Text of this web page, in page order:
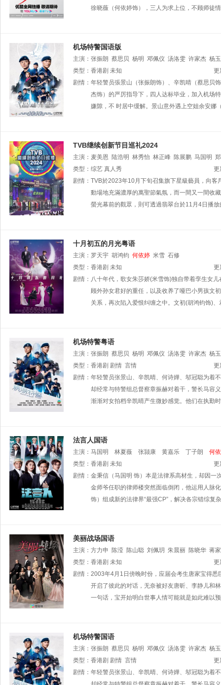
徐晓薇（何依婷饰），三人为求上位，不顾师徒
机场特警国语版
主演： 张振朗 蔡思贝 杨明 邓佩仪 汤洛雯 许家杰 杨
黎振烨
朱敏瀚 杨证桦 崔锦棠
陈嘉辉
刘温馨 王绮琴 程可为 林敬刚 陈荣峻 陈建文
李兴华 唐嘉麟 郭千瑜 周丽欣 莫伟文 吴
类型： 香港剧 未知
更
剧情： 年轻警员張景山（张振朗饰）、辛凯晴（蔡思贝
杰饰）的严厉指导下，四人达标毕业，加入机场
嫌隙，不 时居中缓解。景山意外遇上空姐余安
TVB继续创新节目巡礼2024
主演： 麦美恩 陆浩明 林秀怡 林正峰 陈展鹏 马国明
杨明 陈贝儿 丁子朗
徐
阮政峰
吕慧仪 苏恩磁 古佩玲 张景淳 林景程 孔德贤
何依婷 吴沚默 莫韵锶 黄美棋 黄婧灵 林钰
类型： 综艺 真人秀
更
剧情： TVB於2023年10月下旬召集旗下星級藝員，向
動場地充滿濃厚的萬聖節氣氛，而一間又一間收
螢光幕前的觀眾，則可透過翡翠台於11月4日播
十月初五的月光粤语
主演： 罗天宇 胡鸿钧 何依婷 米雪 石修
类型： 香港剧 未知
更
剧情： 八十年代，歌女朱莎娇(米雪饰)独自带着孪生女
顾外孙女君好的重任，以及收养了哑巴小男孩文
关系，再次陷入爱恨纠缠之中。文初(胡鸿钧饰)
机场特警粤语
主演： 张振朗 蔡思贝 杨明 邓佩仪 汤洛雯 许家杰 杨
黎振烨
朱敏瀚 杨证桦 冼灏英 崔锦棠
陈嘉辉
刘温馨 王绮琴 程可为 林敬刚 陈荣峻 陈建文
李兴华 唐嘉麟 郭千瑜 周丽欣 莫伟文 吴
类型： 香港剧 剧情 言情
更
剧情： 年轻警员张景山、辛凯晴、何诗嬅、邬冠聪为着
却经常与特警组总督察章振赫对着干，警长马容
渐渐对女拍档辛凯晴产生微妙感觉。他们在执勤
法言人国语
主演： 马国明 林夏薇 张颕康 黄嘉乐 丁子朗
何
雪心
陈展鹏 刘佩玥 罗兰
类型： 香港剧 未知
更
剧情： 金秉信（马国明 饰）本是法律系高材生，却因一
金师爷任职的律师楼突然面临倒闭，他运用人脉
饰）组成新的法律界“最强CP”，解决各宗错综
美丽战场国语
主演： 方力申 陈滢 陈山聪 刘佩玥 朱晨丽 陈晓华 蒋
杜燕歌
张韦怡 刘展霆 王灏儿
钟天濠
阮政峰 秦启维 黄婧灵 钟晴 关嘉敏 蔡嘉欣 陈
古天祥 曾展望 麦秋成 袁镇业 邓梓峰
类型： 香港剧 未知
更
剧情： 2003年4月1日傍晚时份，应届会考生唐家宝得
开启了彼此的对话，无奈被好友唐昕、李静儿和
一句话，宝开始明白世事人情可能就是如此难
机场特警国语
主演： 张振朗 蔡思贝 杨明 邓佩仪 汤洛雯 许家杰 杨
黎振烨
朱敏瀚 杨证桦 冼灏英 崔锦棠
陈嘉辉
刘温馨 王绮琴 程可为 林敬刚 陈荣峻 陈建文
类型： 香港剧 剧情 言情
更
剧情： 年轻警员张景山、辛凯晴、何诗嬅、邬冠聪为着